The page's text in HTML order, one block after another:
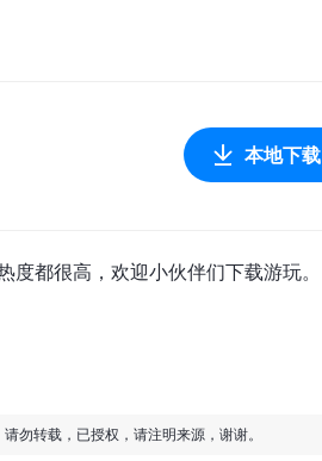
本地下载
度都很高，欢迎小伙伴们下载游玩。
勿转载，已授权，请注明来源，谢谢。